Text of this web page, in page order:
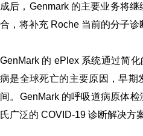
成后，Genmark 的主要业务将
合，将补充 Roche 当前的分子
GenMark 的 ePlex 系统通过简
病是全球死亡的主要原因，早
间。GenMark 的呼吸道病原体
氏广泛的 COVID-19 诊断解决方